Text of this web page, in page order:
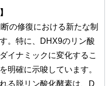
の修復における新たな制
。特に、DHX9のリン酸
イナミックに変化するこ
明確に示唆しています。
る脱リン酸化酵素は、D